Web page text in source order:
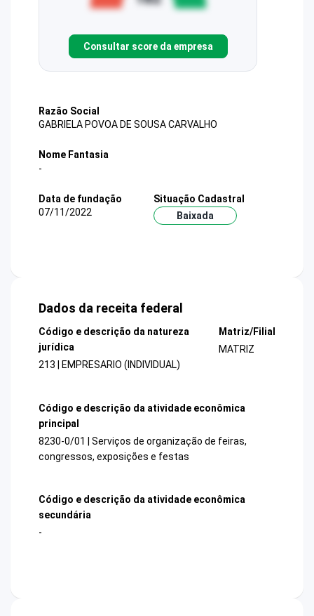
Consultar score da empresa
Razão Social
GABRIELA POVOA DE SOUSA CARVALHO
Nome Fantasia
-
Data de fundação
07/11/2022
Situação Cadastral
Baixada
Dados da receita federal
Código e descrição da natureza
jurídica
213 | EMPRESARIO (INDIVIDUAL)
Matriz/Filial
MATRIZ
Código e descrição da atividade econômica
principal
8230-0/01 | Serviços de organização de feiras,
congressos, exposições e festas
Código e descrição da atividade econômica
secundária
-